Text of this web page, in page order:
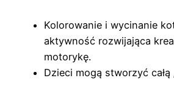
Kolorowanie i wycinanie
aktywność rozwijająca
motorykę.
Dzieci mogą stworzyć całą